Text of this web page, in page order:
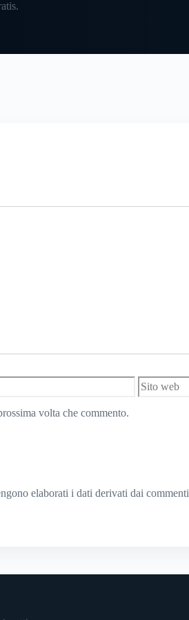
Sito
volta che commento.
elaborati i dati derivati dai commenti